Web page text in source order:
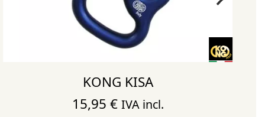
KONG KISA
15,95 € IVA incl.